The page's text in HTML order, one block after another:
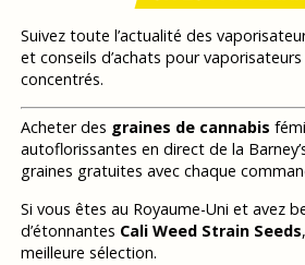
Suivez toute l’actualité des
et conseils d’achats pour
concentrés.
Acheter des graines de cannabis
autoflorissantes en direct de la
graines gratuites avec chaque
Si vous êtes au Royaume-Uni et avez
d’étonnantes Cali Weed Strain Seeds
meilleure sélection.